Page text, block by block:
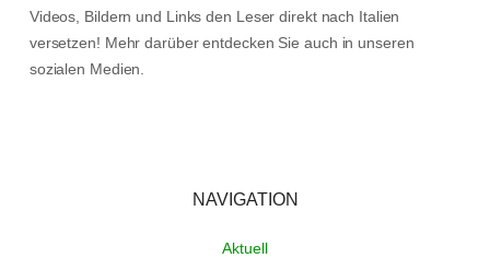
Videos, Bildern und Links den Leser direkt nach Italien
versetzen! Mehr darüber entdecken Sie auch in unseren
sozialen Medien.
NAVIGATION
Aktuell